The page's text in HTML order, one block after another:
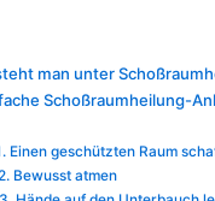
man unter
Schoßraumheilung-
Einen geschützten Raum
Bewusst atmen